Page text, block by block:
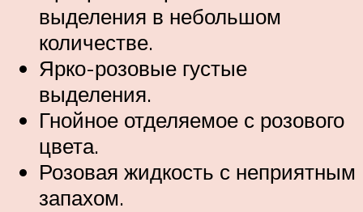
выделения в небольшом
количестве.
Ярко-розовые густые
выделения.
Гнойное отделяемое с розового
цвета.
Розовая жидкость с неприятным
запахом.